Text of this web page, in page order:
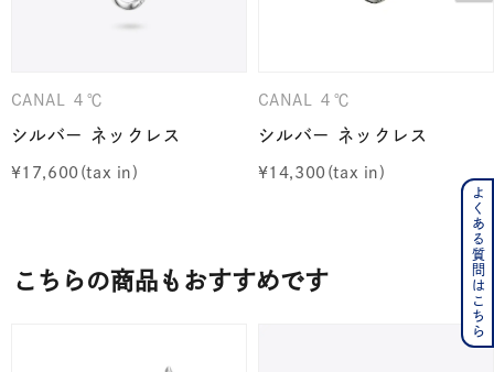
CANAL ４℃
シルバー ネックレス
¥17,600
CANAL ４℃
シルバー ネックレス
¥14,300
こちらの商品もおすすめです よくある質問はこちら